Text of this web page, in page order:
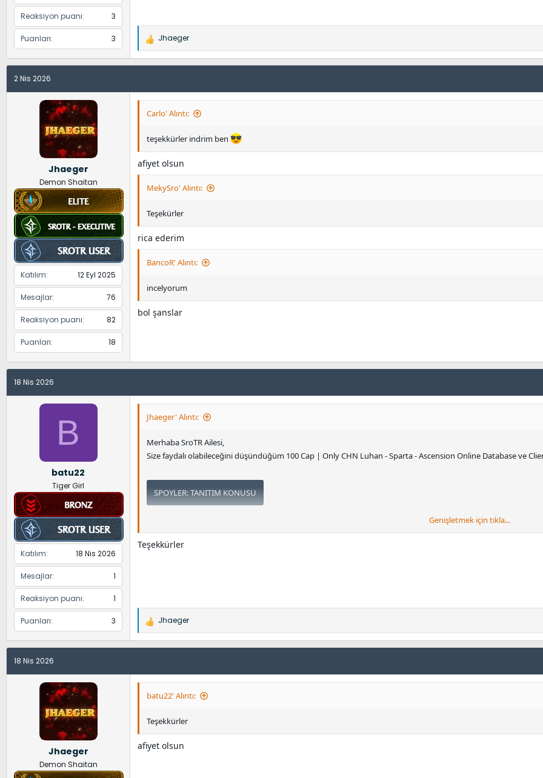
Reaksiyon puanı 3
Puanları 3
İ
a
e
e
Jhaeger
2 Nis 2026
Jhaeger
Demon Shaitan
Katılım 12 Eyl 2025
Mesajlar 76
Reaksiyon puanı 82
Puanları 18
Carlo' Alıntı:
teşekkürler indrim ben
afiyet olsun
MekySro' Alıntı:
Teşekürler
rica ederim
BancoR' Alıntı:
incelyorum
bol şanslar
18 Nis 2026
B
batu22
Tiger Girl
Katılım 18 Nis 2026
Mesajlar 1
Reaksiyon puanı 1
Puanları 3
Jhaeger' Alıntı:
Merhaba SroTR Ailesi,
Size faydalı olabileceğini düşündüğüm 100 Cap | Only CHN Luhan - Sparta - Ascension Online Database ve
SPOYLER:TANITIM KONUSU
Genişletmek için tıkla...
Teşekkürler
İ
a
e
e
Jhaeger
18 Nis 2026
Jhaeger
Demon Shaitan
batu22' Alıntı:
Teşekkürler
afiyet olsun